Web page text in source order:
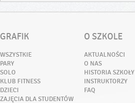
GRAFIK
WSZYSTKIE
PARY
SOLO
KLUB FITNESS
DZIECI
ZAJĘCIA DLA STUDENTÓW
O SZKOLE
AKTUALNOŚCI
O NAS
HISTORIA SZKOŁY
INSTRUKTORZY
FAQ